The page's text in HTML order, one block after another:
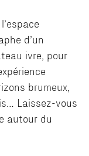
d’un
ivre, pour
brumeux,
Laissez-vous
autour du